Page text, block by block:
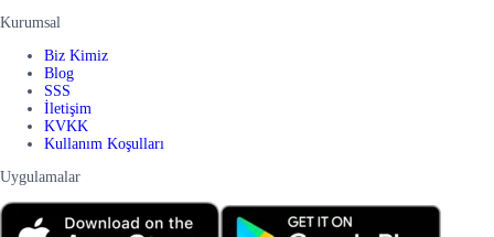
Kurumsal
Biz Kimiz
Blog
SSS
İletişim
KVKK
Kullanım Koşulları
Uygulamalar